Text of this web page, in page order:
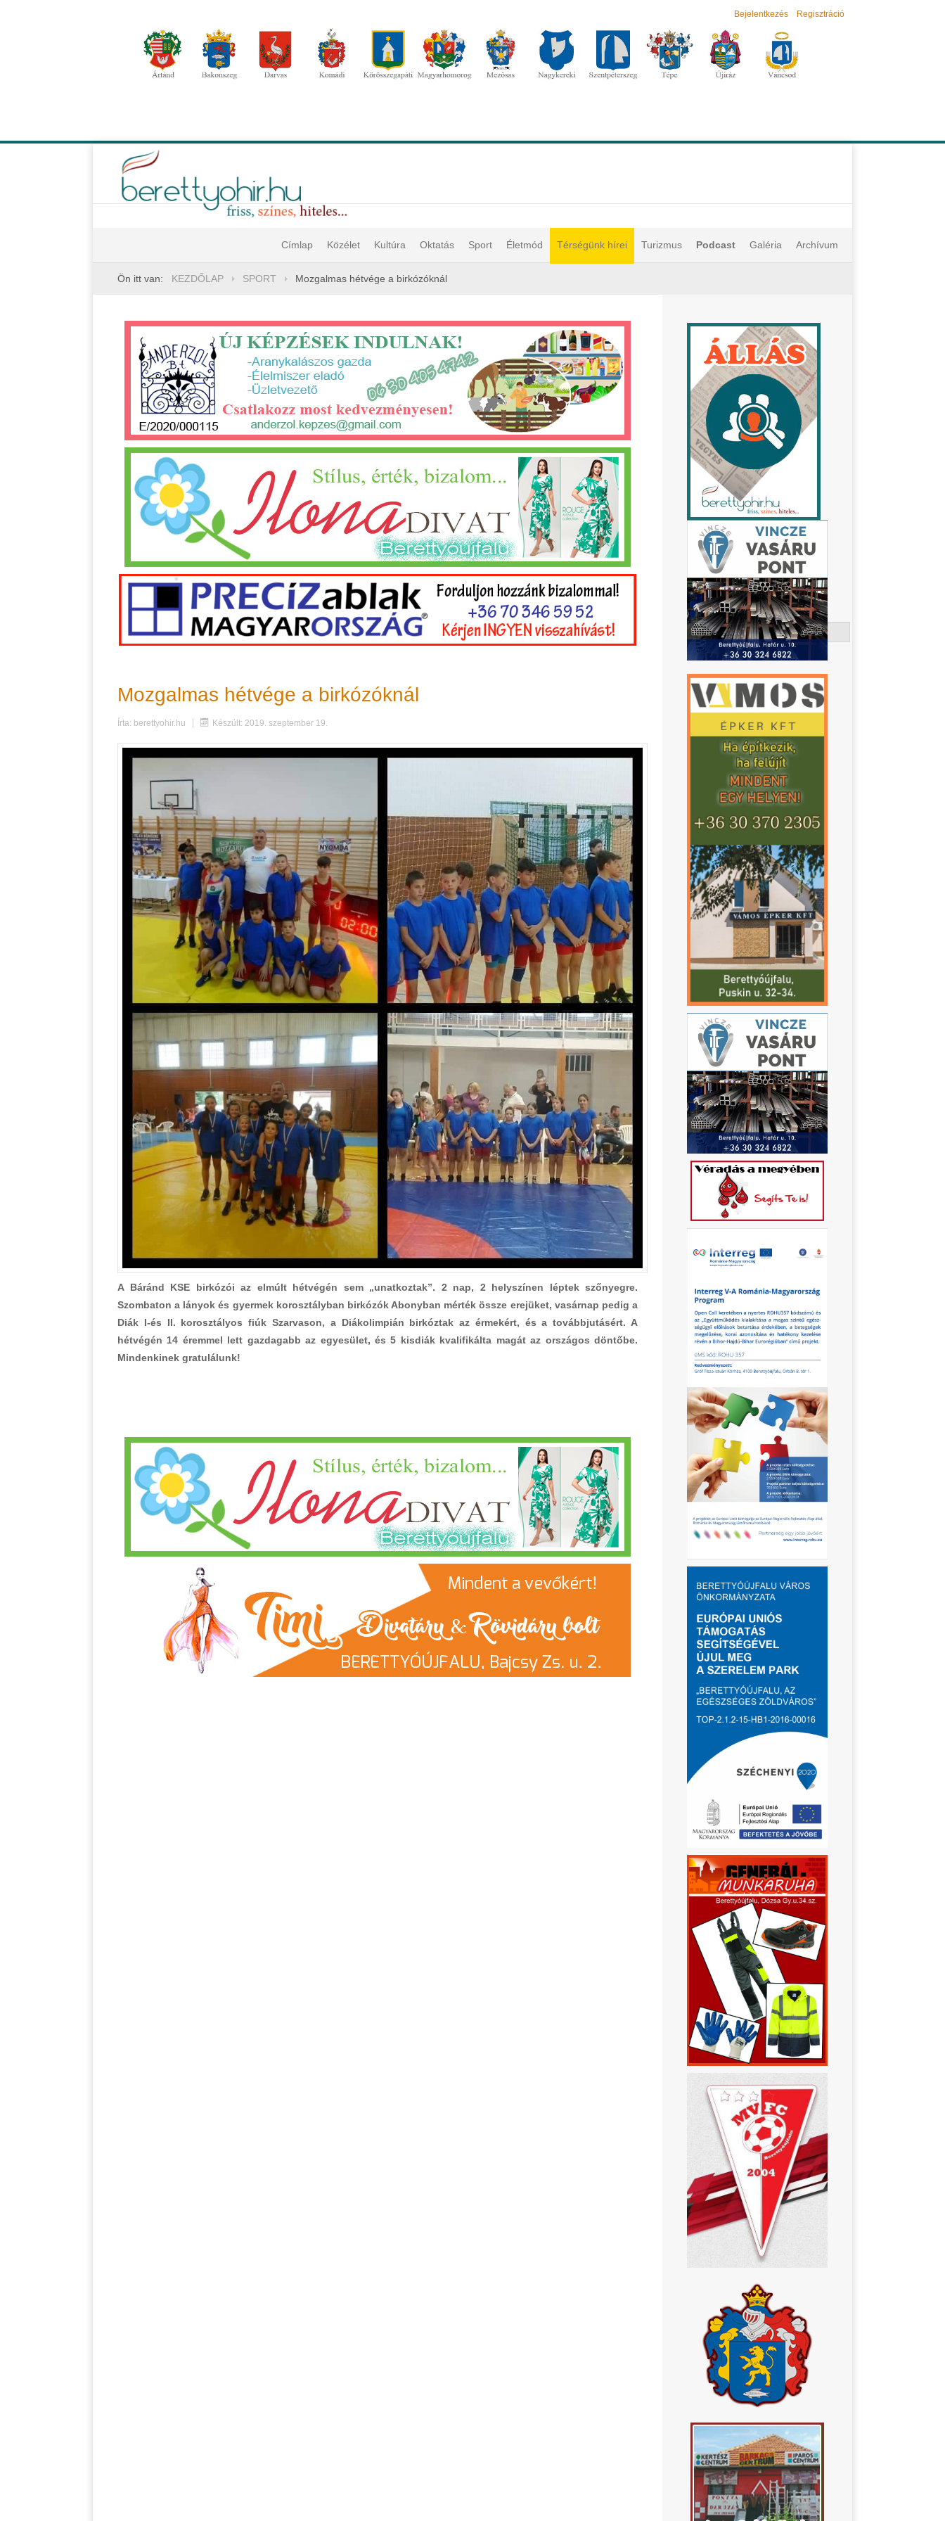
Bejelentkezés Regisztráció
Címlap Közélet Kultúra Oktatás Sport Életmód Térségünk hírei Turizmus Podcast Galéria Archívum
Ön itt van: KEZDŐLAP SPORT Mozgalmas hétvége a birkózóknál
Keresés
Mozgalmas hétvége a birkózóknál
Írta: berettyohir.hu Készült: 2019. szeptember 19.
A Báránd KSE birkózói az elmúlt hétvégén sem „unatkoztak”. 2 nap, 2 helyszínen léptek szőnyegre.
Szombaton a lányok és gyermek korosztályban birkózók Abonyban mérték össze erejüket, vasárnap pedig a
Diák I-és II. korosztályos fiúk Szarvason, a Diákolimpián birkóztak az érmekért, és a továbbjutásért. A
hétvégén 14 éremmel lett gazdagabb az egyesület, és 5 kisdiák kvalifikálta magát az országos döntőbe.
Mindenkinek gratulálunk!